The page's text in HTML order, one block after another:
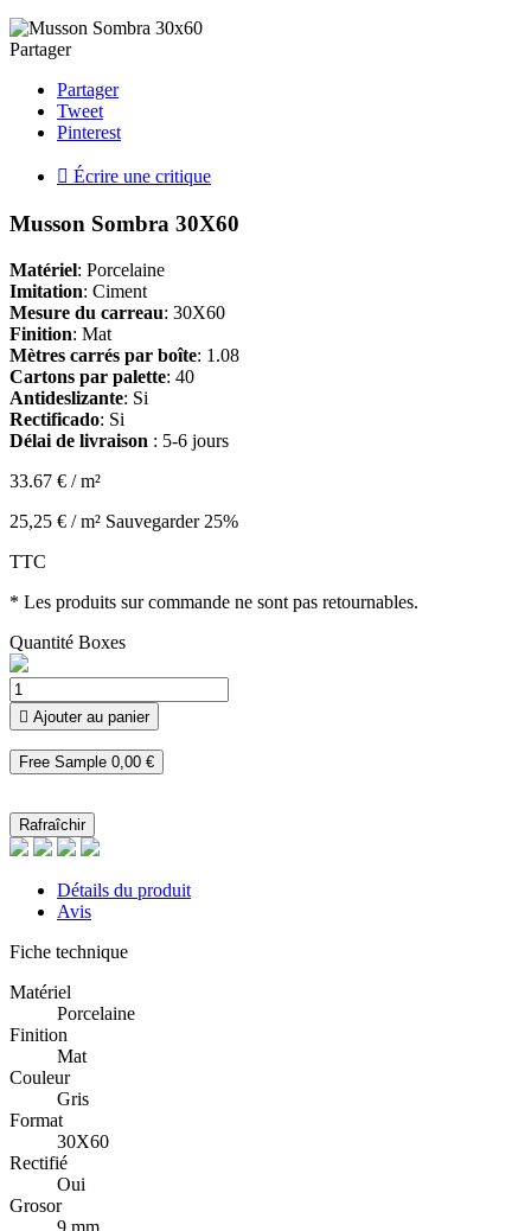
Partager
Partager
Tweet
Pinterest
 Écrire une critique
Musson Sombra 30X60
Matériel: Porcelaine
Imitation: Ciment
Mesure du carreau: 30X60
Finition: Mat
Mètres carrés par boîte: 1.08
Cartons par palette: 40
Antideslizante: Si
Rectificado: Si
Délai de livraison : 5-6 jours
33.67 € / m²
25,25 € / m² Sauvegarder 25%
TTC
* Les produits sur commande ne sont pas retournables.
Quantité Boxes
 Ajouter au panier
Free Sample 0,00 €
Détails du produit
Avis
Fiche technique
Matériel
Porcelaine
Finition
Mat
Couleur
Gris
Format
30X60
Rectifié
Oui
Grosor
9 mm